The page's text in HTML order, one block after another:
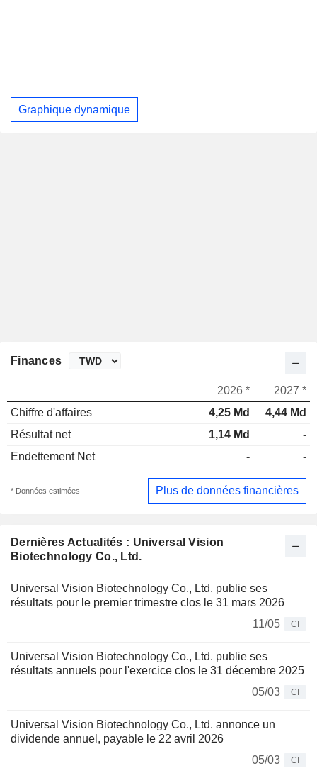
Graphique dynamique
Dernières Actualités : Universal Vision
Biotechnology Co., Ltd.
Universal Vision Biotechnology Co., Ltd. publie ses
résultats pour le premier trimestre clos le 31 mars 2026
11/05
CI
Universal Vision Biotechnology Co., Ltd. publie ses
résultats annuels pour l'exercice clos le 31 décembre 2025
05/03
CI
Universal Vision Biotechnology Co., Ltd. annonce un
dividende annuel, payable le 22 avril 2026
05/03
CI
Finances
2026 *
2027 *
Chiffre d'affaires
4,25 Md
4,44 Md
Résultat net
1,14 Md
-
Endettement Net
- -
* Données estimées Plus de données financières